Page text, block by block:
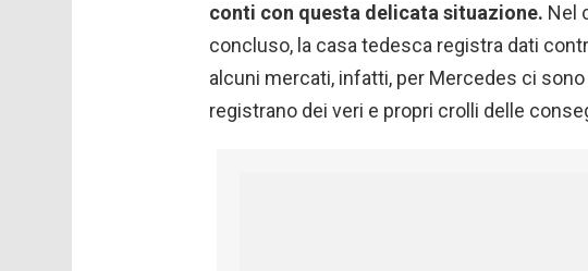
conti con questa delicata situazione. Nel
concluso, la casa tedesca registra dati
alcuni mercati, infatti, per Mercedes ci
registrano dei veri e propri crolli delle